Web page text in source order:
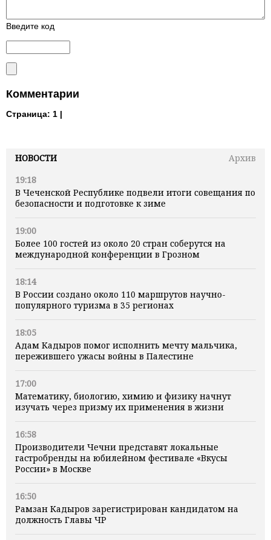
НОВОСТИ
Архив
19:18
В Чеченской Республике подвели итоги совещания по
безопасности и подготовке к зиме
19:00
Более 100 гостей из около 20 стран соберутся на
международной конференции в Грозном
18:14
В России создано около 110 маршрутов научно-
популярного туризма в 35 регионах
18:05
Адам Кадыров помог исполнить мечту мальчика,
пережившего ужасы войны в Палестине
17:00
Математику, биологию, химию и физику начнут
изучать через призму их применения в жизни
16:58
Производители Чечни представят локальные
гастробренды на юбилейном фестивале «Вкусы
России» в Москве
16:50
Рамзан Кадыров зарегистрирован кандидатом на
должность Главы ЧР
Введите код
Комментарии
Страница: 1 |